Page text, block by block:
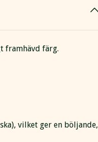
framhävd färg.
vilket ger en böljande,